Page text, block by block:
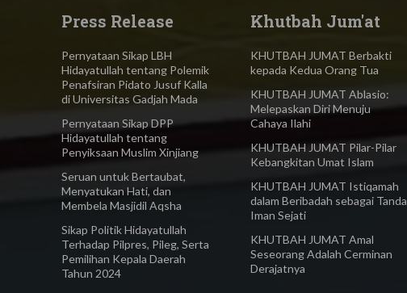
Press Release
Pernyataan Sikap LBH
Hidayatullah tentang Polemik
Penafsiran Pidato Jusuf Kalla
di Universitas Gadjah Mada
Pernyataan Sikap DPP
Hidayatullah tentang
Penyiksaan Muslim Xinjiang
Seruan untuk Bertaubat,
Menyatukan Hati, dan
Membela Masjidil Aqsha
Sikap Politik Hidayatullah
Terhadap Pilpres, Pileg, Serta
Pemilihan Kepala Daerah
Tahun 2024
Khutbah Jum'at
KHUTBAH JUMAT Berbakti
kepada Kedua Orang Tua
KHUTBAH JUMAT Ablasio:
Melepaskan Diri Menuju
Cahaya Ilahi
KHUTBAH JUMAT Pilar-Pilar
Kebangkitan Umat Islam
KHUTBAH JUMAT Istiqamah
dalam Beribadah sebagai Tanda
Iman Sejati
KHUTBAH JUMAT Amal
Seseorang Adalah Cerminan
Derajatnya